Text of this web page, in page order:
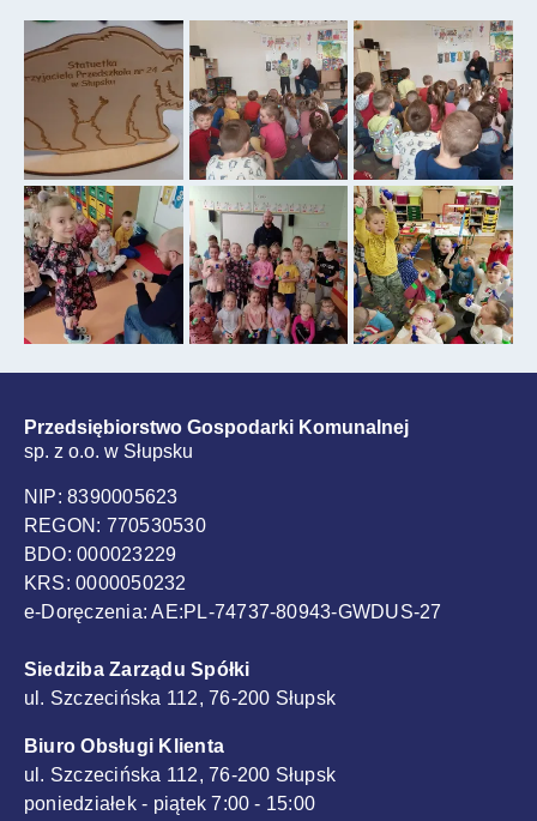
Przedsiębiorstwo Gospodarki Komunalnej
sp. z o.o. w Słupsku
NIP: 8390005623
REGON: 770530530
BDO: 000023229
KRS: 0000050232
e-Doręczenia: AE:PL-74737-80943-GWDUS-27
Siedziba Zarządu Spółki
ul. Szczecińska 112, 76-200 Słupsk
Biuro Obsługi Klienta
ul. Szczecińska 112, 76-200 Słupsk
poniedziałek - piątek 7:00 - 15:00